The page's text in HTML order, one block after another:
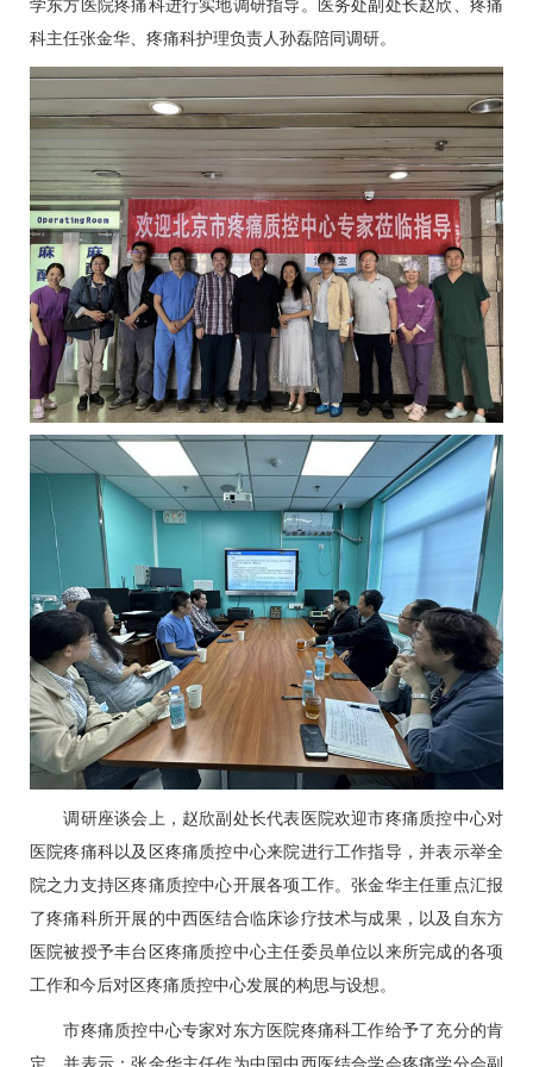
学东方医院疼痛科进行实地调研指导。医务处副处长赵欣 、疼痛
科主任张金华、疼痛科护理负责人孙磊陪同调研。
调研座谈会上， 赵欣副处长代表医院欢迎市疼痛质控中心对
医院疼痛科以及区疼痛质控中心来院进行工作指导，并表示举全
院之力支持区疼痛质控中心开展各项工作。张金华主任重点汇报
了疼痛科所开展的中西医结合临床诊疗技术与成果，以及自东方
医院被授予丰台区疼痛质控中心主任委员单位以来所完成的各项
工作和今后对区疼痛质控中心发展的构思与设想。
市疼痛质控中心专家对东方医院疼痛科工作给予了充分的肯